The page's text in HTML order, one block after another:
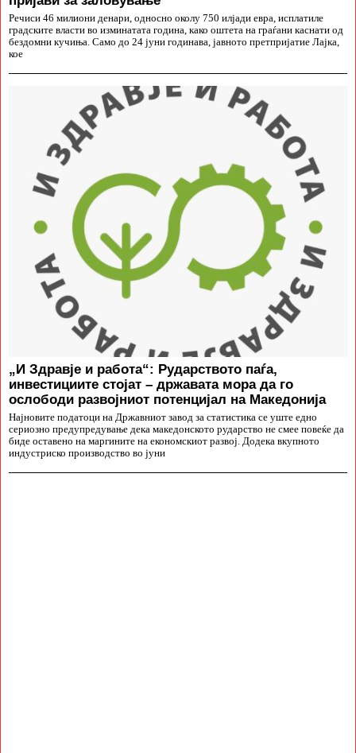
Речиси 46 милиони денари, односно околу 750 илјади евра, исплатиле
градските власти во изминатата година, како оштета на граѓани каснати од
бездомни кучиња. Само до 24 јуни годинава, јавното претпријатие Лајка,
кое
„И Здравје и работа“: Рударството паѓа,
инвестициите стојат – државата мора да го
ослободи развојниот потенцијал на Македонија
Најновите податоци на Државниот завод за статистика се уште едно
сериозно предупредување дека македонското рударство не смее повеќе да
биде оставено на маргините на економскиот развој. Додека вкупното
индустриско производство во јуни